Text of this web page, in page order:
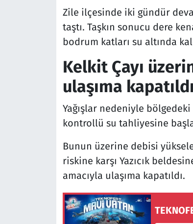
Zile ilçesinde iki gündür
taştı. Taşkın sonucu dere
bodrum katları su altında
Kelkit Çayı
ulaşıma kapatıldı
Yağışlar nedeniyle bölgedeki
kontrollü su tahliyesine
Bunun üzerine debisi
riskine karşı Yazıcık
amacıyla ulaşıma kapatıldı.